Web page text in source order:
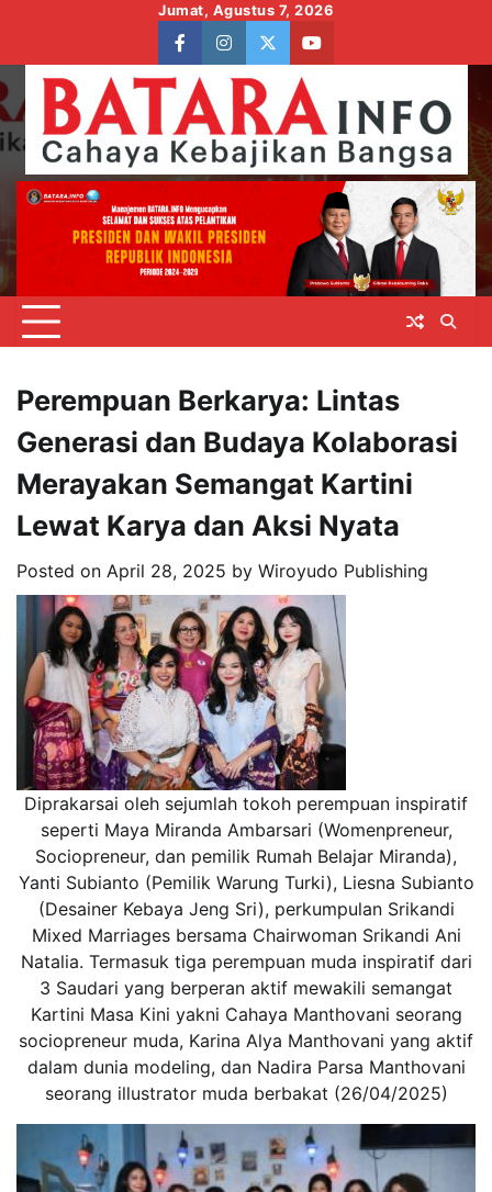
content
Jumat, Agustus 7, 2026
facebookinstagram
twitteryoutube
Perempuan Berkarya: Lintas
Generasi dan Budaya Kolaborasi
Merayakan Semangat Kartini
Lewat Karya dan Aksi Nyata
Posted on April 28, 2025 by Wiroyudo Publishing
Diprakarsai oleh sejumlah tokoh perempuan inspiratif
seperti Maya Miranda Ambarsari (Womenpreneur,
Sociopreneur, dan pemilik Rumah Belajar Miranda),
Yanti Subianto (Pemilik Warung Turki), Liesna Subianto
(Desainer Kebaya Jeng Sri), perkumpulan Srikandi
Mixed Marriages bersama Chairwoman Srikandi Ani
Natalia. Termasuk tiga perempuan muda inspiratif dari
3 Saudari yang berperan aktif mewakili semangat
Kartini Masa Kini yakni Cahaya Manthovani seorang
sociopreneur muda, Karina Alya Manthovani yang aktif
dalam dunia modeling, dan Nadira Parsa Manthovani
seorang illustrator muda berbakat (26/04/2025)